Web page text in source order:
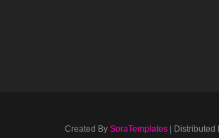
Created By SoraTemplates | Distributed